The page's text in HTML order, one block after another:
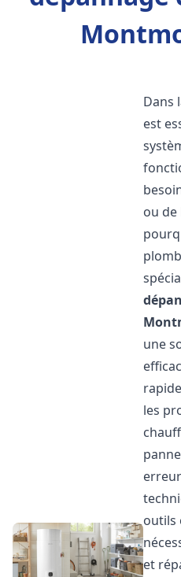
Dans
est
ou de
une
les
outils
et